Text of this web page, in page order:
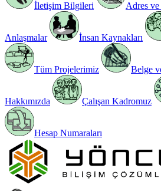
İletişim Bilgileri Adres
Anlaşmalar İnsan Kaynakları
Tüm Projelerimiz Belge
Hakkımızda Çalışan Kadromuz
Hesap Numaraları